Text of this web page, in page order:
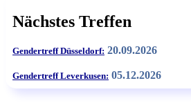
Nächstes Treffen
Gendertreff Düsseldorf: 20.09.2026
Gendertreff Leverkusen: 05.12.2026